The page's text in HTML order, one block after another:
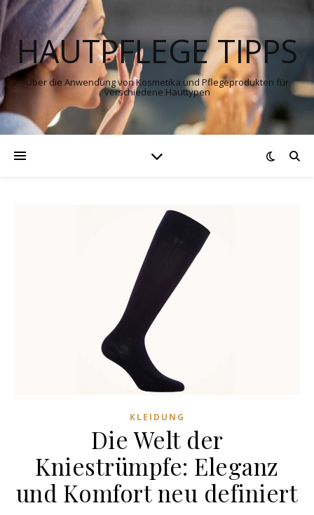
HAUTPFLEGE TIPPS
Über die Anwendung von Kosmetika und Pflegeprodukten für
verschiedene Hauttypen
KLEIDUNG
Die Welt der
Kniestrümpfe: Eleganz
und Komfort neu definiert